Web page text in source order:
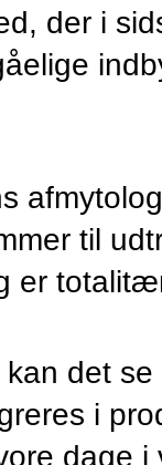
der i
til
er
det
i
dage